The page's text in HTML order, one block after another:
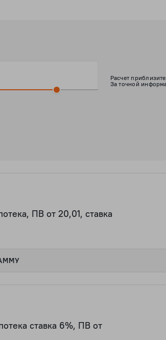
Расчет
За точной
ПВ от 20,01, ставка
ставка 6%, ПВ от